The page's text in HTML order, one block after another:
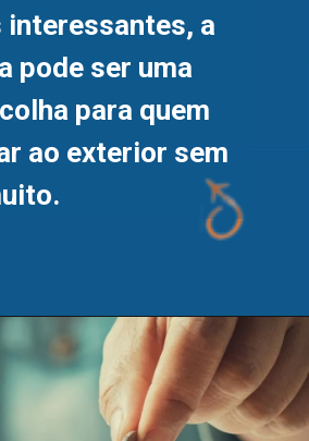
interessantes, a
pode ser uma
para quem
ao exterior sem